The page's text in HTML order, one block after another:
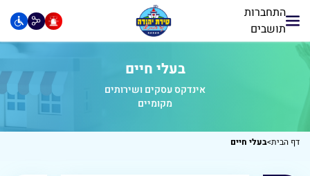
התחברות
תושבים
בעלי חיים
אינדקס עסקים ושירותים
מקומיים
דף הבית>בעלי חיים